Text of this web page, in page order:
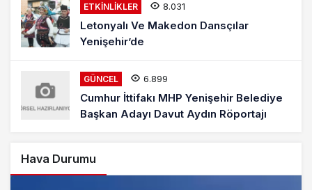
ETKINLIKLER 8.031
Letonyalı Ve Makedon Dansçılar
Yenişehir’de
GÜNCEL 6.899
Cumhur İttifakı MHP Yenişehir Belediye
Başkan Adayı Davut Aydın Röportajı
Hava Durumu